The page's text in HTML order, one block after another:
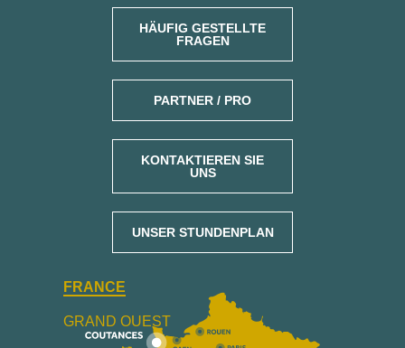
HÄUFIG GESTELLTE
FRAGEN
PARTNER / PRO
KONTAKTIEREN SIE
UNS
UNSER STUNDENPLAN
FRANCE
GRAND OUEST